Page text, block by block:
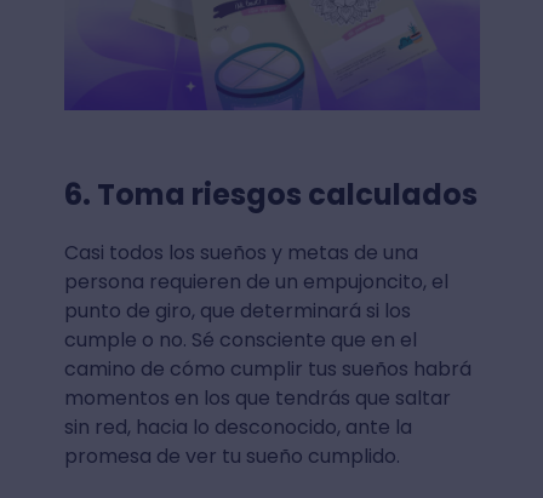
6. Toma riesgos calculados
Casi todos los sueños y metas de una
persona requieren de un empujoncito, el
punto de giro, que determinará si los
cumple o no. Sé consciente que en el
camino de cómo cumplir tus sueños habrá
momentos en los que tendrás que saltar
sin red, hacia lo desconocido, ante la
promesa de ver tu sueño cumplido.